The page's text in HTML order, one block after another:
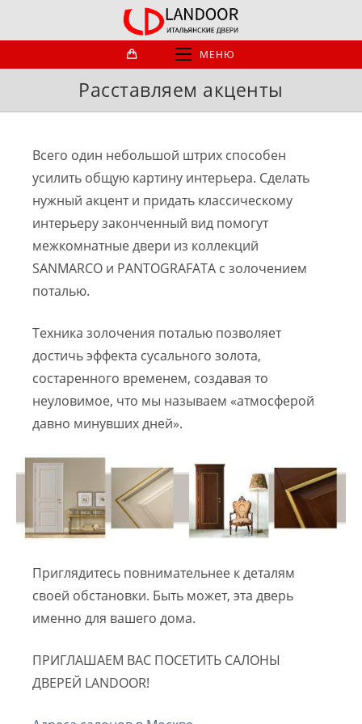
МЕНЮ
Расставляем акценты
Всего один небольшой штрих способен
усилить общую картину интерьера. Сделать
нужный акцент и придать классическому
интерьеру законченный вид помогут
межкомнатные двери из коллекций
SANMARCO и PANTOGRAFATA с золочением
поталью.
Техника золочения поталью позволяет
достичь эффекта сусального золота,
состаренного временем, создавая то
неуловимое, что мы называем «атмосферой
давно минувших дней».
Приглядитесь повнимательнее к деталям
своей обстановки. Быть может, эта дверь
именно для вашего дома.
ПРИГЛАШАЕМ ВАС ПОСЕТИТЬ САЛОНЫ
ДВЕРЕЙ LANDOOR!